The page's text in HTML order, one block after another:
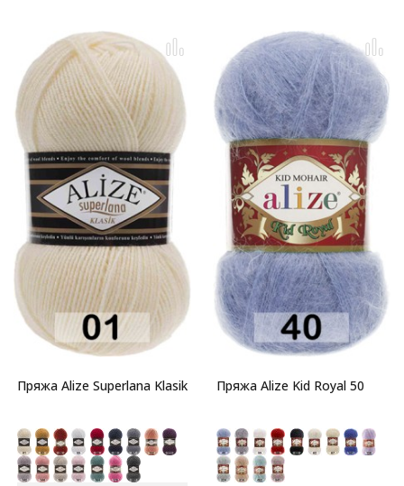
Пряжа Alize Superlana Klasik Пряжа Alize Kid Royal 50